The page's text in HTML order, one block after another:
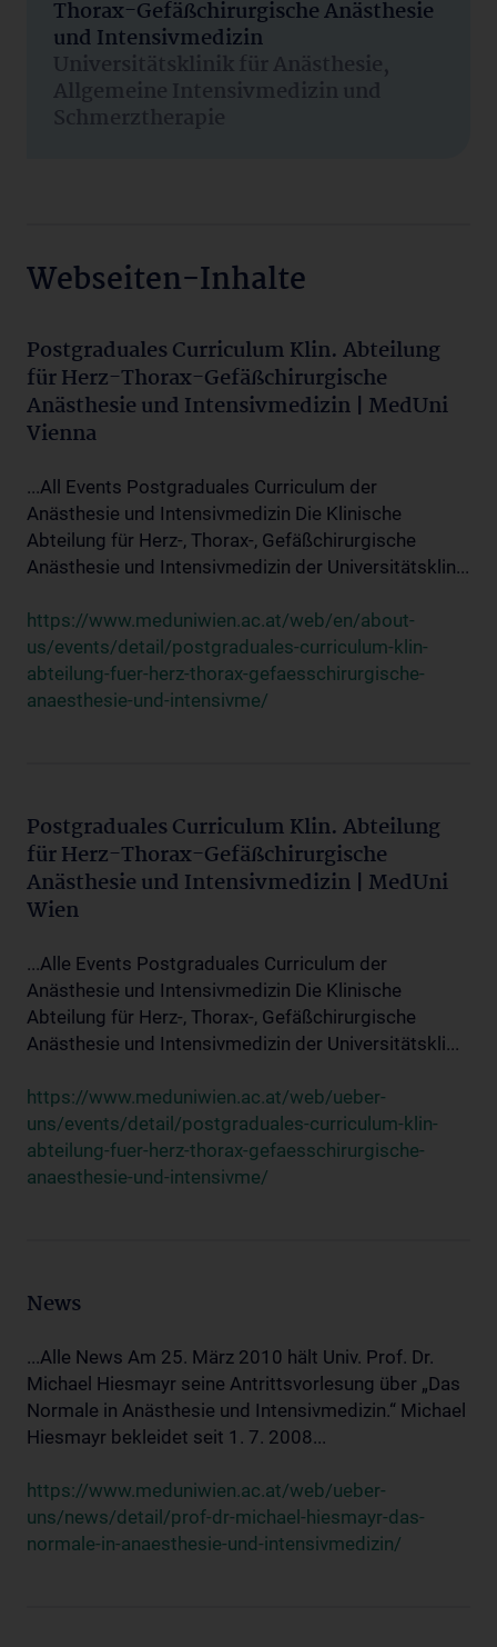
Thorax-Gefäßchirurgische Anästhesie
und Intensivmedizin
Universitätsklinik für Anästhesie,
Allgemeine Intensivmedizin und
Schmerztherapie
Webseiten-Inhalte
Postgraduales Curriculum Klin. Abteilung
für Herz-Thorax-Gefäßchirurgische
Anästhesie und Intensivmedizin | MedUni
Vienna
...All Events Postgraduales Curriculum der
Anästhesie und Intensivmedizin Die Klinische
Abteilung für Herz-, Thorax-, Gefäßchirurgische
Anästhesie und Intensivmedizin der Universitätsklin...
https://www.meduniwien.ac.at/web/en/about-
us/events/detail/postgraduales-curriculum-klin-
abteilung-fuer-herz-thorax-gefaesschirurgische-
anaesthesie-und-intensivme/
Postgraduales Curriculum Klin. Abteilung
für Herz-Thorax-Gefäßchirurgische
Anästhesie und Intensivmedizin | MedUni
Wien
...Alle Events Postgraduales Curriculum der
Anästhesie und Intensivmedizin Die Klinische
Abteilung für Herz-, Thorax-, Gefäßchirurgische
Anästhesie und Intensivmedizin der Universitätskli...
https://www.meduniwien.ac.at/web/ueber-
uns/events/detail/postgraduales-curriculum-klin-
abteilung-fuer-herz-thorax-gefaesschirurgische-
anaesthesie-und-intensivme/
News
...Alle News Am 25. März 2010 hält Univ. Prof. Dr.
Michael Hiesmayr seine Antrittsvorlesung über „Das
Normale in Anästhesie und Intensivmedizin.“ Michael
Hiesmayr bekleidet seit 1. 7. 2008...
https://www.meduniwien.ac.at/web/ueber-
uns/news/detail/prof-dr-michael-hiesmayr-das-
normale-in-anaesthesie-und-intensivmedizin/